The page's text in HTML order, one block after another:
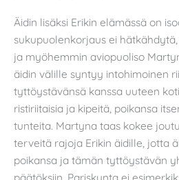
Äidin lisäksi Erikin elämässä on
sukupuolenkorjaus ei
ja myöhemmin aviopuoliso
äidin välille syntyy intohimoinen
tyttöystävänsä kanssa uuteen
ristiriitaisia ja kipeitä, poikansa
tunteita. Martyna taas kokee
terveitä rajoja Erikin äidille, jotta
poikansa ja tämän tyttöystävän